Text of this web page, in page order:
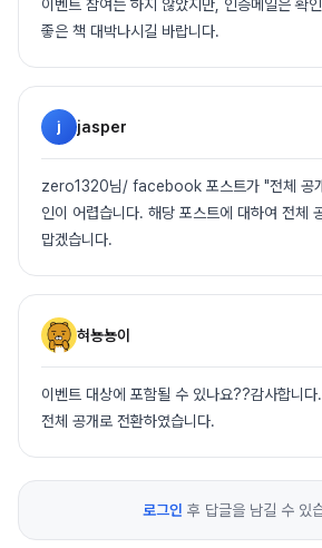
이벤트 참여는 하지 않았지만, 인증메일은 확
좋은 책 대박나시길 바랍니다.
j jasper
zero1320님/ facebook 포스트가 "전체 공
인이 어렵습니다. 해당 포스트에 대하여 전체
맙겠습니다.
혀뇽뇽이
이벤트 대상에 포함될 수 있나요??감사합니다.
전체 공개로 전환하였습니다.
로그인 후 답글을 남길 수 있